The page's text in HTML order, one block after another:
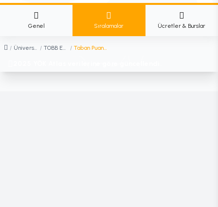
Genel Sıralamalar Ücretler & Burslar
/ Üniversiteler / TOBB Ekonomi ve Teknoloji Üniversitesi / Taban Puanları ve Başarı Sıralaması